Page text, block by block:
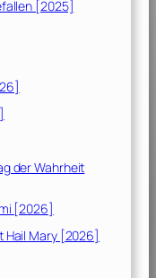
[2025]
der Wahrheit
[2026]
Hail Mary [2026]